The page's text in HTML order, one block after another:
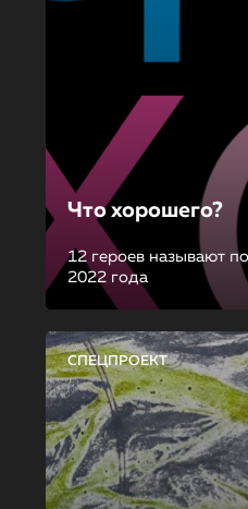
Что хорошего?
12 героев называют
2022 года
СПЕЦПРОЕКТ